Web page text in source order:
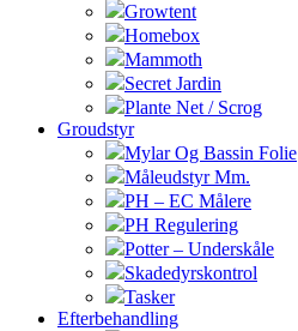
Growtent
Homebox
Mammoth
Secret Jardin
Plante Net / Scrog
Groudstyr
Mylar Og Bassin Folie
Måleudstyr Mm.
PH – EC Målere
PH Regulering
Potter – Underskåle
Skadedyrskontrol
Tasker
Efterbehandling